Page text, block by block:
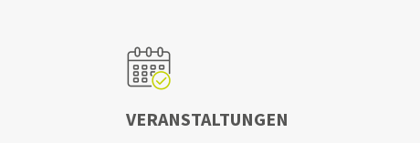
VERANSTALTUNGEN